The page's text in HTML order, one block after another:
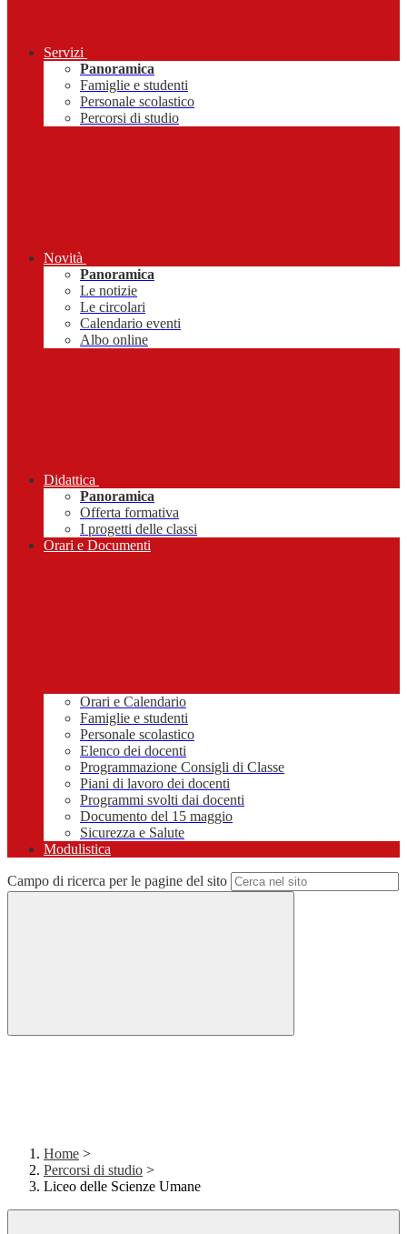
Servizi
Panoramica
Famiglie e studenti
Personale scolastico
Percorsi di studio
Novità
Panoramica
Le notizie
Le circolari
Calendario eventi
Albo online
Didattica
Panoramica
Offerta formativa
I progetti delle classi
Orari e Documenti
Orari e Calendario
Famiglie e studenti
Personale scolastico
Elenco dei docenti
Programmazione Consigli di Classe
Piani di lavoro dei docenti
Programmi svolti dai docenti
Documento del 15 maggio
Sicurezza e Salute
Modulistica
Campo di ricerca per le pagine del sito
Home >
Percorsi di studio >
Liceo delle Scienze Umane